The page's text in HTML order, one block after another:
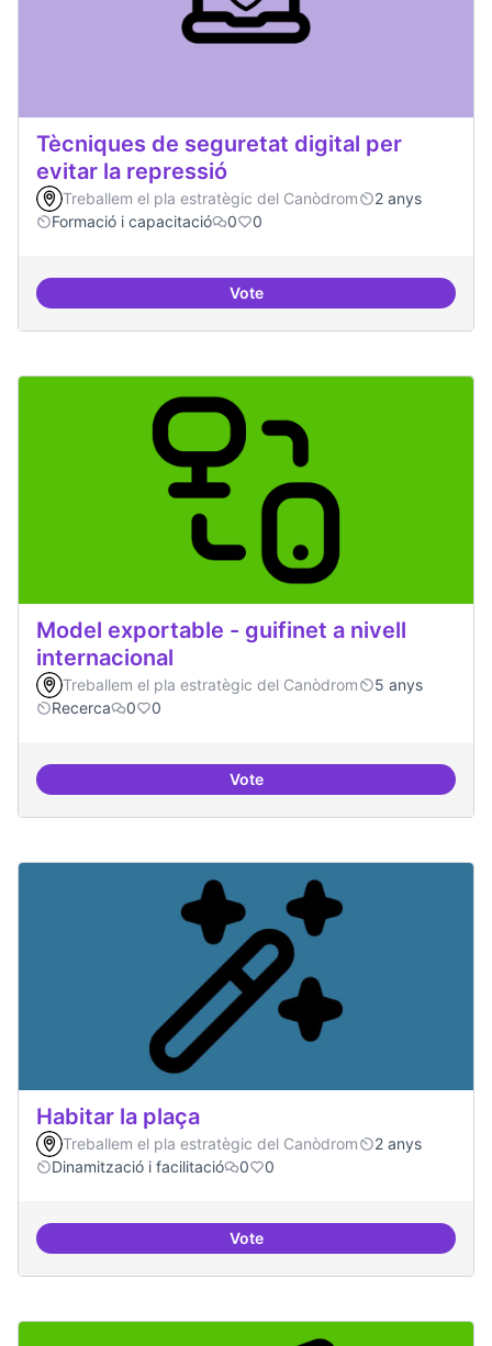
Tècniques de seguretat digital per
evitar la repressió
Treballem el pla estratègic del Canòdrom
2 anys
Formació i capacitació
0 0
VoteTècniques de seguretat digital
Model exportable - guifinet a nivell
internacional
Treballem el pla estratègic del Canòdrom
5 anys
Recerca
0 0
VoteModel exportable - guifinet a
Habitar la plaça
Treballem el pla estratègic del Canòdrom
2 anys
Dinamització i facilitació
0 0
VoteHabitar la plaça